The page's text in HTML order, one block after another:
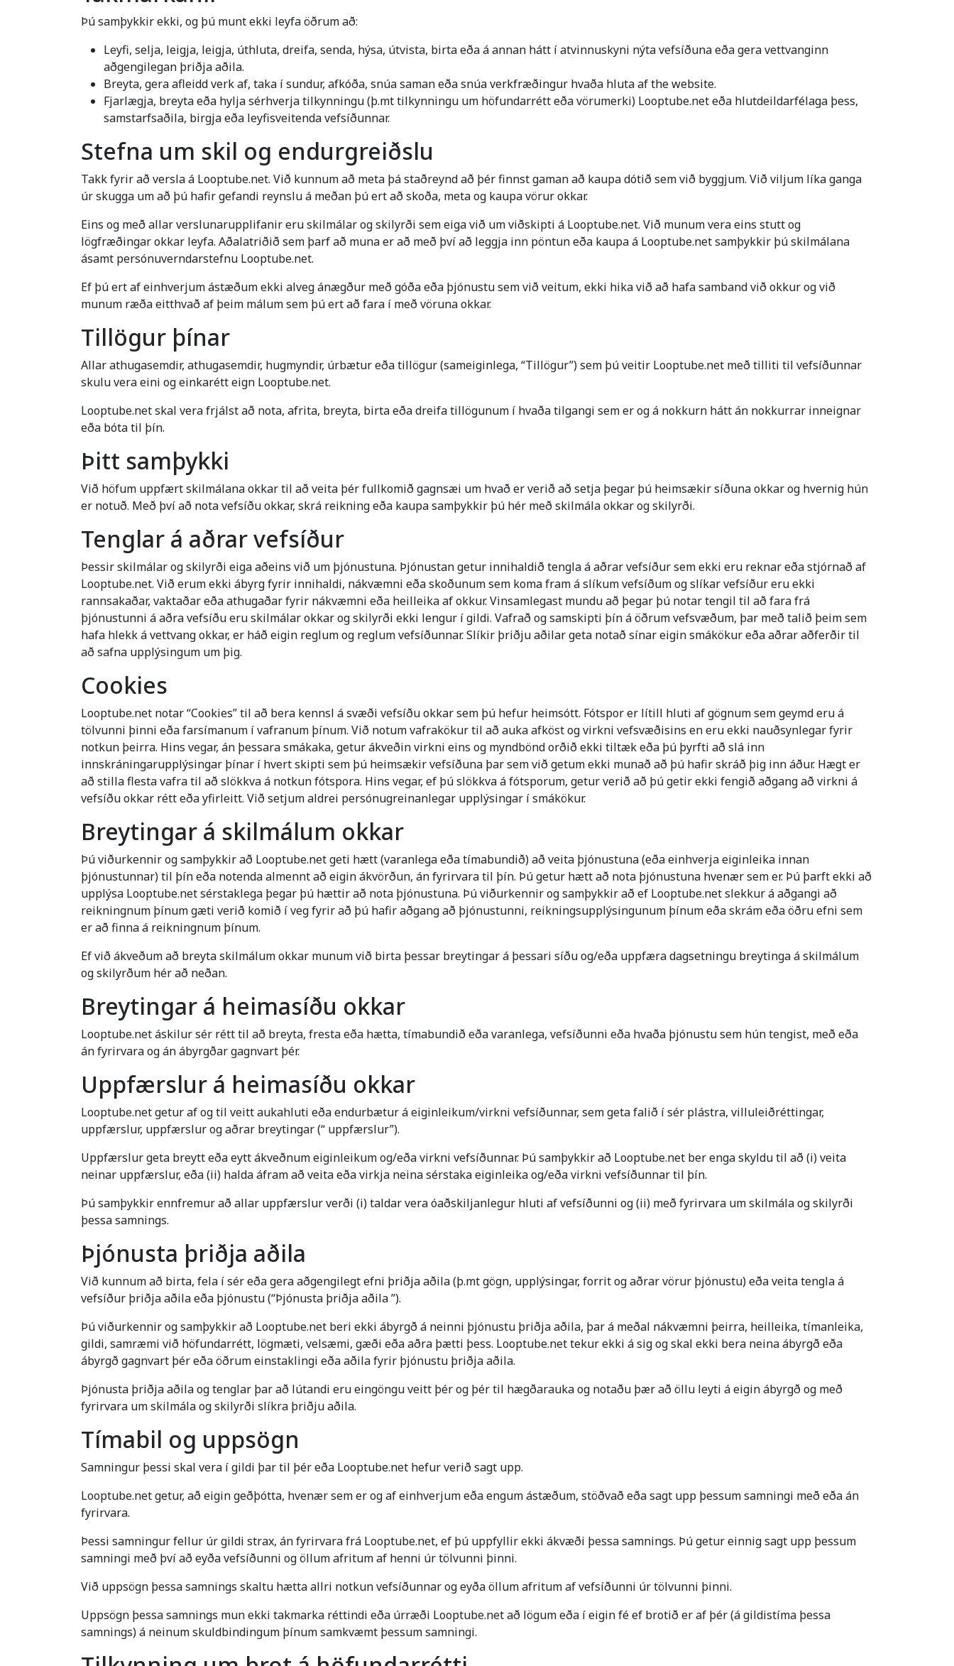
Þú samþykkir ekki, og þú munt ekki leyfa öðrum að:
Leyfi, selja, leigja, leigja, úthluta, dreifa, senda, hýsa, útvista, birta eða á annan hátt í atvinnuskyni nýta vefsíðuna eða gera vettvanginn
aðgengilegan þriðja aðila.
Breyta, gera afleidd verk af, taka í sundur, afkóða, snúa saman eða snúa verkfræðingur hvaða hluta af the website.
Fjarlægja, breyta eða hylja sérhverja tilkynningu (þ.mt tilkynningu um höfundarrétt eða vörumerki) Looptube.net eða hlutdeildarfélaga þess,
samstarfsaðila, birgja eða leyfisveitenda vefsíðunnar.
Stefna um skil og endurgreiðslu
Takk fyrir að versla á Looptube.net. Við kunnum að meta þá staðreynd að þér finnst gaman að kaupa dótið sem við byggjum. Við viljum líka ganga
úr skugga um að þú hafir gefandi reynslu á meðan þú ert að skoða, meta og kaupa vörur okkar.
Eins og með allar verslunarupplifanir eru skilmálar og skilyrði sem eiga við um viðskipti á Looptube.net. Við munum vera eins stutt og
lögfræðingar okkar leyfa. Aðalatriðið sem þarf að muna er að með því að leggja inn pöntun eða kaupa á Looptube.net samþykkir þú skilmálana
ásamt persónuverndarstefnu Looptube.net.
Ef þú ert af einhverjum ástæðum ekki alveg ánægður með góða eða þjónustu sem við veitum, ekki hika við að hafa samband við okkur og við
munum ræða eitthvað af þeim málum sem þú ert að fara í með vöruna okkar.
Tillögur þínar
Allar athugasemdir, athugasemdir, hugmyndir, úrbætur eða tillögur (sameiginlega, “Tillögur”) sem þú veitir Looptube.net með tilliti til vefsíðunnar
skulu vera eini og einkarétt eign Looptube.net.
Looptube.net skal vera frjálst að nota, afrita, breyta, birta eða dreifa tillögunum í hvaða tilgangi sem er og á nokkurn hátt án nokkurrar inneignar
eða bóta til þín.
Þitt samþykki
Við höfum uppfært skilmálana okkar til að veita þér fullkomið gagnsæi um hvað er verið að setja þegar þú heimsækir síðuna okkar og hvernig hún
er notuð. Með því að nota vefsíðu okkar, skrá reikning eða kaupa samþykkir þú hér með skilmála okkar og skilyrði.
Tenglar á aðrar vefsíður
Þessir skilmálar og skilyrði eiga aðeins við um þjónustuna. Þjónustan getur innihaldið tengla á aðrar vefsíður sem ekki eru reknar eða stjórnað af
Looptube.net. Við erum ekki ábyrg fyrir innihaldi, nákvæmni eða skoðunum sem koma fram á slíkum vefsíðum og slíkar vefsíður eru ekki
rannsakaðar, vaktaðar eða athugaðar fyrir nákvæmni eða heilleika af okkur. Vinsamlegast mundu að þegar þú notar tengil til að fara frá
þjónustunni á aðra vefsíðu eru skilmálar okkar og skilyrði ekki lengur í gildi. Vafrað og samskipti þín á öðrum vefsvæðum, þar með talið þeim sem
hafa hlekk á vettvang okkar, er háð eigin reglum og reglum vefsíðunnar. Slíkir þriðju aðilar geta notað sínar eigin smákökur eða aðrar aðferðir til
að safna upplýsingum um þig.
Cookies
Looptube.net notar “Cookies” til að bera kennsl á svæði vefsíðu okkar sem þú hefur heimsótt. Fótspor er lítill hluti af gögnum sem geymd eru á
tölvunni þinni eða farsímanum í vafranum þínum. Við notum vafrakökur til að auka afköst og virkni vefsvæðisins en eru ekki nauðsynlegar fyrir
notkun þeirra. Hins vegar, án þessara smákaka, getur ákveðin virkni eins og myndbönd orðið ekki tiltæk eða þú þyrfti að slá inn
innskráningarupplýsingar þínar í hvert skipti sem þú heimsækir vefsíðuna þar sem við getum ekki munað að þú hafir skráð þig inn áður. Hægt er
að stilla flesta vafra til að slökkva á notkun fótspora. Hins vegar, ef þú slökkva á fótsporum, getur verið að þú getir ekki fengið aðgang að virkni á
vefsíðu okkar rétt eða yfirleitt. Við setjum aldrei persónugreinanlegar upplýsingar í smákökur.
Breytingar á skilmálum okkar
Þú viðurkennir og samþykkir að Looptube.net geti hætt (varanlega eða tímabundið) að veita þjónustuna (eða einhverja eiginleika innan
þjónustunnar) til þín eða notenda almennt að eigin ákvörðun, án fyrirvara til þín. Þú getur hætt að nota þjónustuna hvenær sem er. Þú þarft ekki að
upplýsa Looptube.net sérstaklega þegar þú hættir að nota þjónustuna. Þú viðurkennir og samþykkir að ef Looptube.net slekkur á aðgangi að
reikningnum þínum gæti verið komið í veg fyrir að þú hafir aðgang að þjónustunni, reikningsupplýsingunum þínum eða skrám eða öðru efni sem
er að finna á reikningnum þínum.
Ef við ákveðum að breyta skilmálum okkar munum við birta þessar breytingar á þessari síðu og/eða uppfæra dagsetningu breytinga á skilmálum
og skilyrðum hér að neðan.
Breytingar á heimasíðu okkar
Looptube.net áskilur sér rétt til að breyta, fresta eða hætta, tímabundið eða varanlega, vefsíðunni eða hvaða þjónustu sem hún tengist, með eða
án fyrirvara og án ábyrgðar gagnvart þér.
Uppfærslur á heimasíðu okkar
Looptube.net getur af og til veitt aukahluti eða endurbætur á eiginleikum/virkni vefsíðunnar, sem geta falið í sér plástra, villuleiðréttingar,
uppfærslur, uppfærslur og aðrar breytingar (“ uppfærslur”).
Uppfærslur geta breytt eða eytt ákveðnum eiginleikum og/eða virkni vefsíðunnar. Þú samþykkir að Looptube.net ber enga skyldu til að (i) veita
neinar uppfærslur, eða (ii) halda áfram að veita eða virkja neina sérstaka eiginleika og/eða virkni vefsíðunnar til þín.
Þú samþykkir ennfremur að allar uppfærslur verði (i) taldar vera óaðskiljanlegur hluti af vefsíðunni og (ii) með fyrirvara um skilmála og skilyrði
þessa samnings.
Þjónusta þriðja aðila
Við kunnum að birta, fela í sér eða gera aðgengilegt efni þriðja aðila (þ.mt gögn, upplýsingar, forrit og aðrar vörur þjónustu) eða veita tengla á
vefsíður þriðja aðila eða þjónustu (“Þjónusta þriðja aðila ”).
Þú viðurkennir og samþykkir að Looptube.net beri ekki ábyrgð á neinni þjónustu þriðja aðila, þar á meðal nákvæmni þeirra, heilleika, tímanleika,
gildi, samræmi við höfundarrétt, lögmæti, velsæmi, gæði eða aðra þætti þess. Looptube.net tekur ekki á sig og skal ekki bera neina ábyrgð eða
ábyrgð gagnvart þér eða öðrum einstaklingi eða aðila fyrir þjónustu þriðja aðila.
Þjónusta þriðja aðila og tenglar þar að lútandi eru eingöngu veitt þér og þér til hægðarauka og notaðu þær að öllu leyti á eigin ábyrgð og með
fyrirvara um skilmála og skilyrði slíkra þriðju aðila.
Tímabil og uppsögn
Samningur þessi skal vera í gildi þar til þér eða Looptube.net hefur verið sagt upp.
Looptube.net getur, að eigin geðþótta, hvenær sem er og af einhverjum eða engum ástæðum, stöðvað eða sagt upp þessum samningi með eða án
fyrirvara.
Þessi samningur fellur úr gildi strax, án fyrirvara frá Looptube.net, ef þú uppfyllir ekki ákvæði þessa samnings. Þú getur einnig sagt upp þessum
samningi með því að eyða vefsíðunni og öllum afritum af henni úr tölvunni þinni.
Við uppsögn þessa samnings skaltu hætta allri notkun vefsíðunnar og eyða öllum afritum af vefsíðunni úr tölvunni þinni.
Uppsögn þessa samnings mun ekki takmarka réttindi eða úrræði Looptube.net að lögum eða í eigin fé ef brotið er af þér (á gildistíma þessa
samnings) á neinum skuldbindingum þínum samkvæmt þessum samningi.